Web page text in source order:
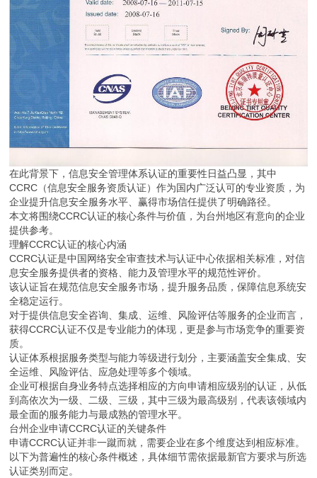
在此背景下，信息安全管理体系认证的重要性日益凸显，其中
CCRC（信息安全服务资质认证）作为国内广泛认可的专业资质，为
企业提升信息安全服务水平、赢得市场信任提供了明确路径。
本文将围绕CCRC认证的核心条件与价值，为台州地区有意向的企业
提供参考。
理解CCRC认证的核心内涵
CCRC认证是中国网络安全审查技术与认证中心依据相关标准，对信
息安全服务提供者的资格、能力及管理水平的规范性评价。
该认证旨在规范信息安全服务市场，提升服务品质，保障信息系统安
全稳定运行。
对于提供信息安全咨询、集成、运维、风险评估等服务的企业而言，
获得CCRC认证不仅是专业能力的体现，更是参与市场竞争的重要资
质。
认证体系根据服务类型与能力等级进行划分，主要涵盖安全集成、安
全运维、风险评估、应急处理等多个领域。
企业可根据自身业务特点选择相应的方向申请相应级别的认证，从低
到高依次为一级、二级、三级，其中三级为最高级别，代表该领域内
最全面的服务能力与最成熟的管理水平。
台州企业申请CCRC认证的关键条件
申请CCRC认证并非一蹴而就，需要企业在多个维度达到相应标准。
以下为普遍性的核心条件概述，具体细节需依据最新官方要求与所选
认证类别而定。